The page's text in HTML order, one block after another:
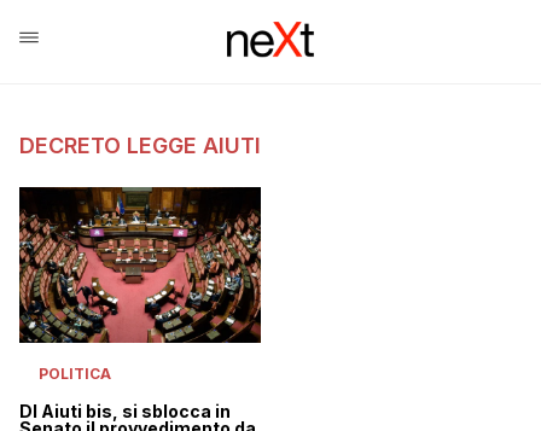
DECRETO LEGGE AIUTI
POLITICA
Dl Aiuti bis, si sblocca in